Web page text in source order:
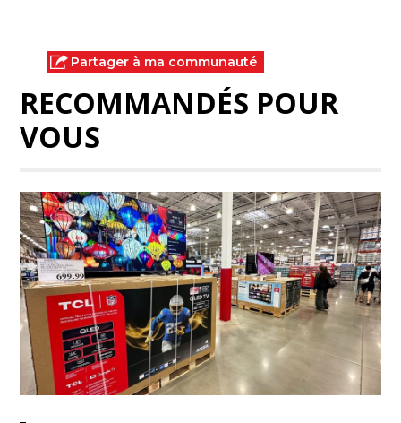
Partager à ma communauté
RECOMMANDÉS POUR
VOUS